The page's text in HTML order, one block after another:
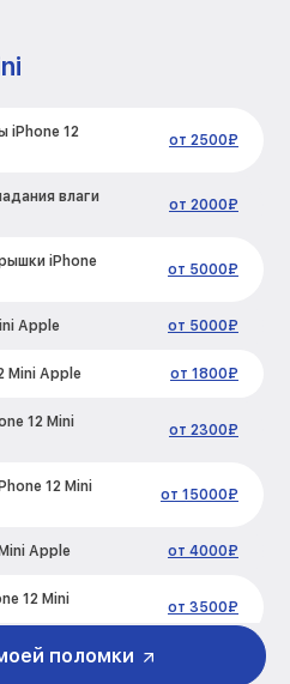
iPhone 12
от 2500₽
влаги
от 2000₽
iPhone
от 5000₽
Apple от 5000₽
Mini Apple от 1800₽
12 Mini
от 2300₽
12 Mini
от 15000₽
Apple от 4000₽
12 Mini
от 3500₽
12 Mini
поломки